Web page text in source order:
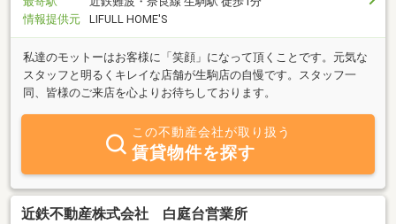
情報提供元
LIFULL HOME'S
私達のモットーはお客様に「笑顔」になって頂くことです。元気な
スタッフと明るくキレイな店舗が生駒店の自慢です。スタッフ一
同、皆様のご来店を心よりお待ちしております。
この不動産会社が取り扱う
賃貸物件を探す
近鉄不動産株式会社 白庭台営業所